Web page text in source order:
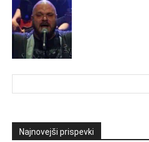
Najnovejši prispevki